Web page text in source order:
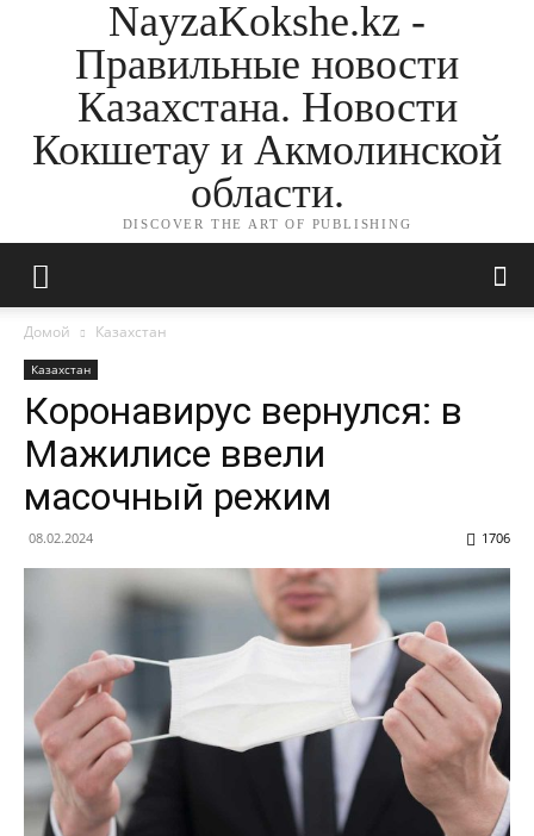
NayzaKokshe.kz -
Правильные новости
Казахстана. Новости
Кокшетау и Акмолинской
области.
DISCOVER THE ART OF PUBLISHING
Домой Казахстан
Казахстан
Коронавирус вернулся: в
Мажилисе ввели
масочный режим
08.02.2024 1706